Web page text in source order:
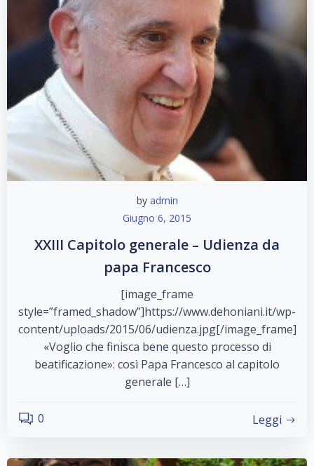
by admin
Giugno 6, 2015
XXIII Capitolo generale – Udienza da
papa Francesco
[image_frame
style=”framed_shadow”]https://www.dehoniani.it/wp-
content/uploads/2015/06/udienza.jpg[/image_frame]
«Voglio che finisca bene questo processo di
beatificazione»: così Papa Francesco al capitolo
generale […]
0 Leggi